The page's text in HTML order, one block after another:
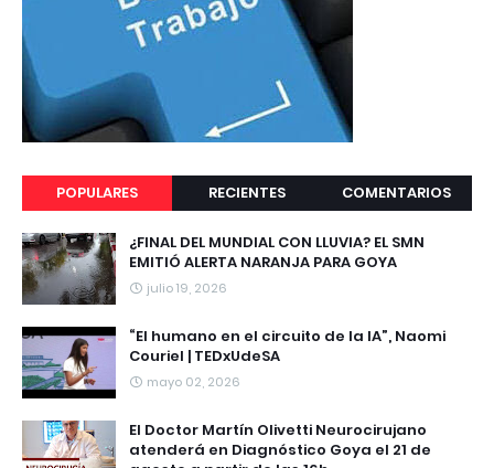
POPULARES RECIENTES COMENTARIOS
¿FINAL DEL MUNDIAL CON LLUVIA? EL SMN
EMITIÓ ALERTA NARANJA PARA GOYA
julio 19, 2026
“El humano en el circuito de la IA”, Naomi
Couriel | TEDxUdeSA
mayo 02, 2026
El Doctor Martín Olivetti Neurocirujano
atenderá en Diagnóstico Goya el 21 de